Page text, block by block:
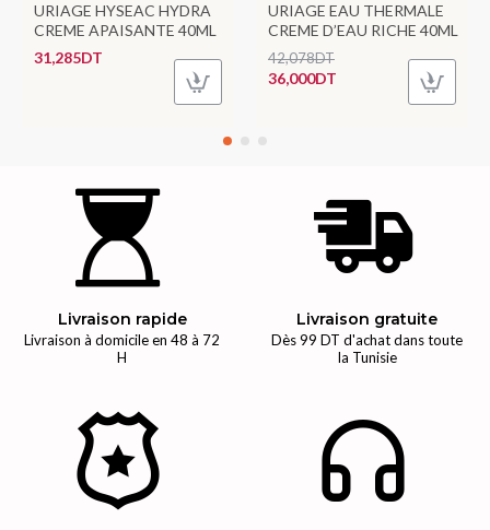
URIAGE HYSEAC HYDRA
CREME APAISANTE 40ML
31,285DT
URIAGE EAU THERMALE
CREME D’EAU RICHE 40ML
36,000DT
42,078DT
Livraison rapide
Livraison à domicile en 48 à 72
H
Livraison gratuite
Dès 99 DT d'achat dans toute
la Tunisie